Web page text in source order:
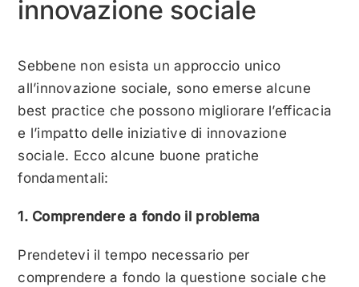
innovazione sociale
Sebbene non esista un approccio unico
all’innovazione sociale, sono emerse alcune
best practice che possono migliorare l’efficacia
e l’impatto delle iniziative di innovazione
sociale. Ecco alcune buone pratiche
fondamentali:
1. Comprendere a fondo il problema
Prendetevi il tempo necessario per
comprendere a fondo la questione sociale che